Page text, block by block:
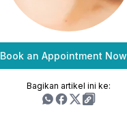
Book an Appointment Now
Bagikan artikel ini ke: